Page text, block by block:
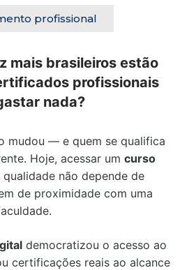
profissional
mais brasileiros estão
profissionais
nada?
mudou — e quem se qualifica
Hoje, acessar um curso
não depende de
de proximidade com uma
democratizou o acesso ao
certificações reais ao alcance